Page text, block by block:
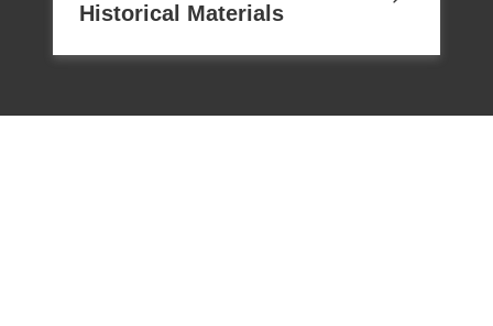
Historical Materials